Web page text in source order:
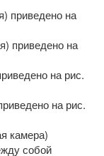
приведено на
приведено на
на рис.
на рис.
камера)
собой